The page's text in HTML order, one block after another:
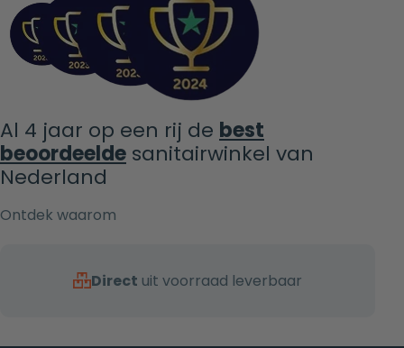
Al 4 jaar op een rij de best
beoordeelde sanitairwinkel van
Nederland
Ontdek waarom
Direct uit voorraad leverbaar